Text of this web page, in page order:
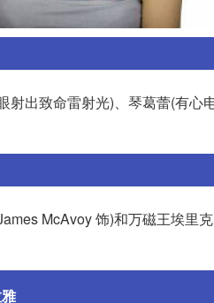
射出致命雷射光)、琴葛蕾(有
McAvoy 饰)和万磁王埃里